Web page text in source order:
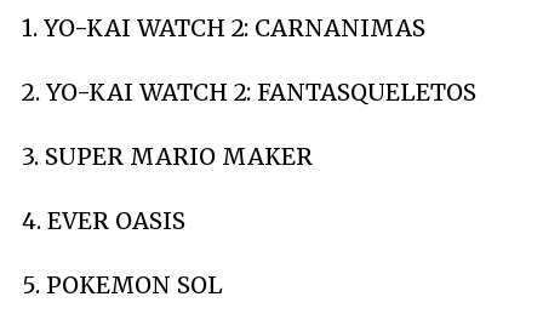
1. YO-KAI WATCH 2: CARNANIMAS
2. YO-KAI WATCH 2: FANTASQUELETOS
3. SUPER MARIO MAKER
4. EVER OASIS
5. POKEMON SOL